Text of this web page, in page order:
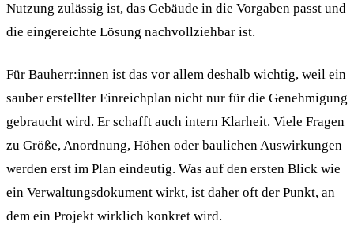
Nutzung zulässig ist, das Gebäude in die Vorgaben passt und
die eingereichte Lösung nachvollziehbar ist.
Für Bauherr:innen ist das vor allem deshalb wichtig, weil ein
sauber erstellter Einreichplan nicht nur für die Genehmigung
gebraucht wird. Er schafft auch intern Klarheit. Viele Fragen
zu Größe, Anordnung, Höhen oder baulichen Auswirkungen
werden erst im Plan eindeutig. Was auf den ersten Blick wie
ein Verwaltungsdokument wirkt, ist daher oft der Punkt, an
dem ein Projekt wirklich konkret wird.